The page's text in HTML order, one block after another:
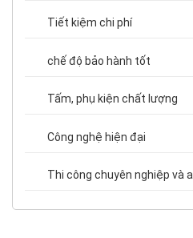
Tiết kiệm chi phí
chế độ bảo hành tốt
Tấm, phụ kiện chất lượng
Công nghệ hiện đại
Thi công chuyên nghiệp và